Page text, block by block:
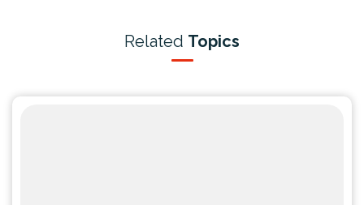
Related Topics